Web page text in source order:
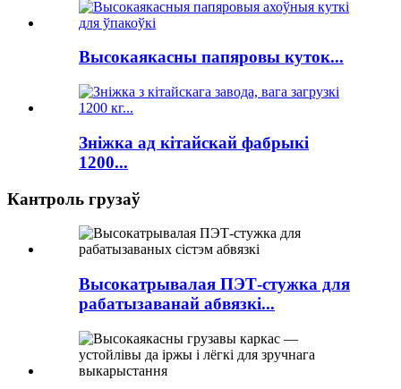
Высокаякасны папяровы куток...
Зніжка ад кітайскай фабрыкі
1200...
Кантроль грузаў
Высокатрывалая ПЭТ-стужка для
рабатызаванай абвязкі...